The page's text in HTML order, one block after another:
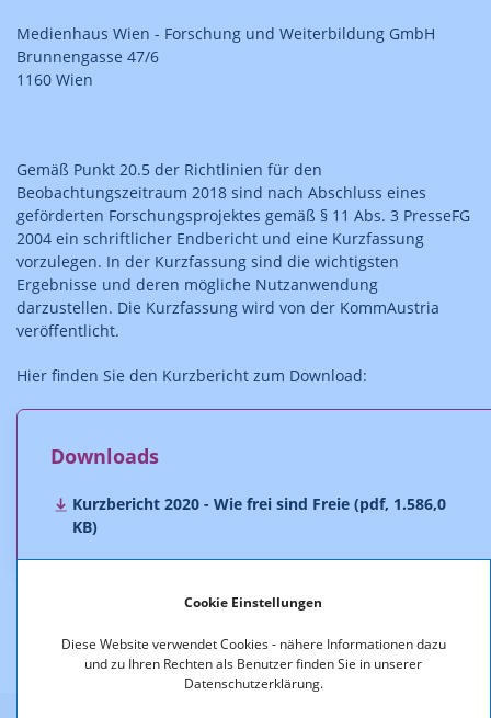
Cookie Einstellungen
Diese Website verwendet Cookies - nähere Informationen dazu
und zu Ihren Rechten als Benutzer finden Sie in unserer
Datenschutzerklärung.
Medienhaus Wien - Forschung und Weiterbildung GmbH
Brunnengasse 47/6
1160 Wien
Gemäß Punkt 20.5 der Richtlinien für den
Beobachtungszeitraum 2018 sind nach Abschluss eines
geförderten Forschungsprojektes gemäß § 11 Abs. 3 PresseFG
2004 ein schriftlicher Endbericht und eine Kurzfassung
vorzulegen. In der Kurzfassung sind die wichtigsten
Ergebnisse und deren mögliche Nutzanwendung
darzustellen. Die Kurzfassung wird von der KommAustria
veröffentlicht.
Hier finden Sie den Kurzbericht zum Download:
Downloads
Kurzbericht 2020 - Wie frei sind Freie (pdf, 1.586,0
KB)